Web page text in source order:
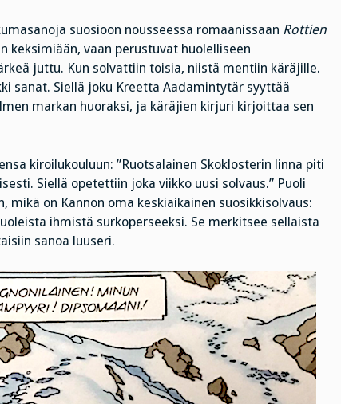
suosioon nousseessa romaanissaan Rottien
keksimiään, vaan perustuvat huolelliseen
juttu. Kun solvattiin toisia, niistä mentiin käräjille.
sanat. Siellä joku Kreetta Aadamintytär syyttää
markan huoraksi, ja käräjien kirjuri kirjoittaa sen
kiroilukouluun: ”Ruotsalainen Skoklosterin linna piti
Siellä opetettiin joka viikko uusi solvaus.” Puoli
on Kannon oma keskiaikainen suosikkisolvaus:
ihmistä surkoperseeksi. Se merkitsee sellaista
sanoa luuseri.